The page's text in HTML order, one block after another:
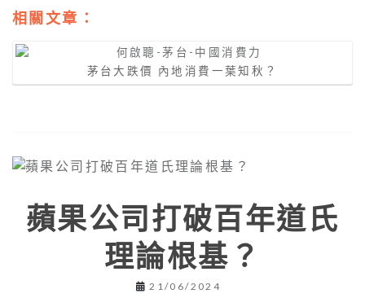
相關文章：
茅台大跌價 內地消費一葉知秋？
蘋果公司打破百年道氏
理論根基？
21/06/2024